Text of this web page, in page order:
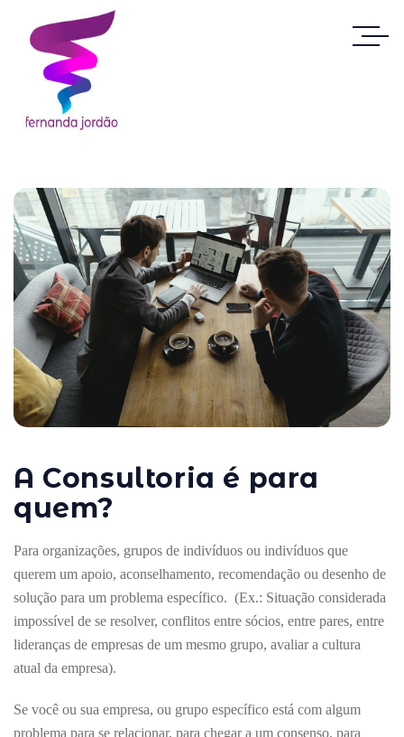
A Consultoria é para
quem?
Para organizações, grupos de indivíduos ou indivíduos que
querem um apoio, aconselhamento, recomendação ou desenho de
solução para um problema específico. (Ex.: Situação considerada
impossível de se resolver, conflitos entre sócios, entre pares, entre
lideranças de empresas de um mesmo grupo, avaliar a cultura
atual da empresa).
Se você ou sua empresa, ou grupo específico está com algum
problema para se relacionar, para chegar a um consenso, para